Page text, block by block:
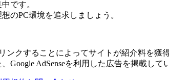
です。
のPC環境を追求しましょう。
ンクすることによってサイトが紹介料を
Google AdSenseを利用した広告を掲載して